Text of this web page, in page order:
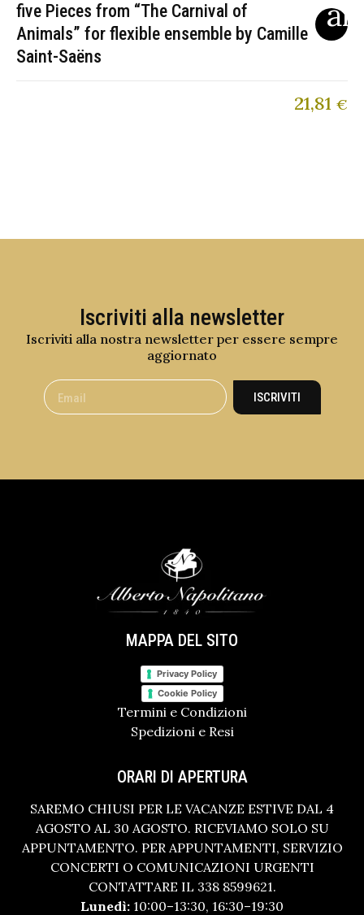
five Pieces from “The Carnival of
Animals” for flexible ensemble by Camille
Saint-Saëns
21,81 €
Iscriviti alla newsletter
Iscriviti alla nostra newsletter per essere sempre
aggiornato
ISCRIVITI
MAPPA DEL SITO
Privacy Policy
Cookie Policy
Termini e Condizioni
Spedizioni e Resi
ORARI DI APERTURA
SAREMO CHIUSI PER LE VACANZE ESTIVE DAL 4
AGOSTO AL 30 AGOSTO. RICEVIAMO SOLO SU
APPUNTAMENTO. PER APPUNTAMENTI, SERVIZIO
CONCERTI O COMUNICAZIONI URGENTI
CONTATTARE IL 338 8599621.
Lunedì: 10:00–13:30, 16:30–19:30